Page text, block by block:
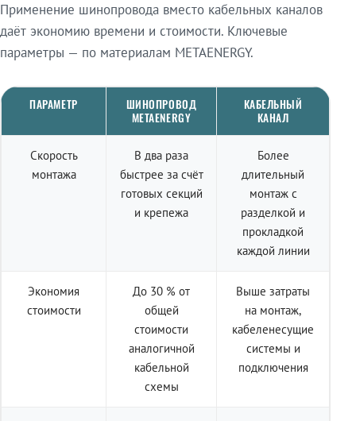
Применение шинопровода вместо кабельных каналов
даёт экономию времени и стоимости. Ключевые
параметры — по материалам METAENERGY.
ПАРАМЕТР
ШИНОПРОВОД
METAENERGY
КАБЕЛЬНЫЙ
КАНАЛ
Скорость
монтажа
В два раза
быстрее за счёт
готовых секций
и крепежа
Более
длительный
монтаж с
разделкой и
прокладкой
каждой линии
Экономия
стоимости
До 30 % от
общей
стоимости
аналогичной
кабельной
схемы
Выше затраты
на монтаж,
кабеленесущие
системы и
подключения